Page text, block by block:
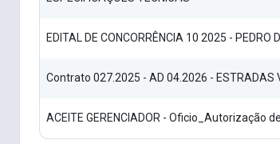
EDITAL DE CONCORRÊNCIA 10 2025 - PEDRO
Contrato 027.2025 - AD 04.2026 - ESTRADAS
ACEITE GERENCIADOR - Oficio_Autorização